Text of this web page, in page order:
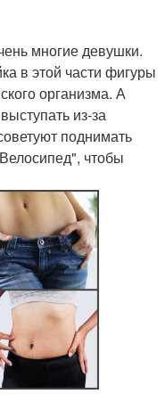
многие девушки.
в этой части фигуры
организма. А
из-за
поднимать
чтобы